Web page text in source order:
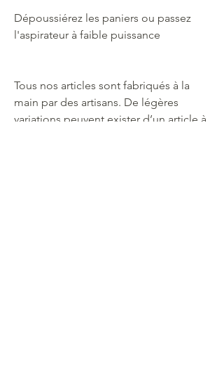
Dépoussiérez les paniers ou passez
l'aspirateur à faible puissance
Tous nos articles sont fabriqués à la
main par des artisans. De légères
variations peuvent exister d’un article à